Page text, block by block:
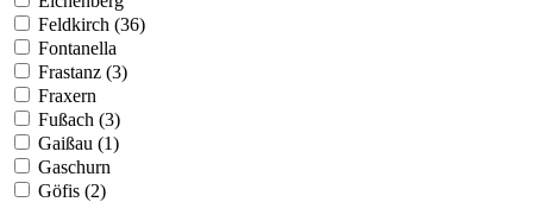
Feldkirch (36)
Fontanella
Frastanz (3)
Fraxern
Fußach (3)
Gaißau (1)
Gaschurn
Göfis (2)